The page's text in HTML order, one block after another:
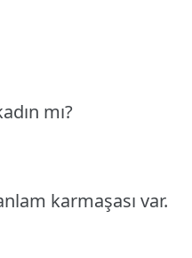
mı?
karmaşası var.